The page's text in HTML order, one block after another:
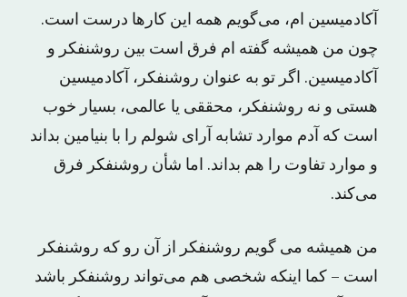
آکادمیسین ام، می‌گویم همه‌ این کارها درست است.
چون من همیشه گفته ‌ام فرق است بین روشنفکر و
آکادمیسین. اگر تو به عنوان روشنفکر، آکادمیسین
هستی و نه روشنفکر، محققی یا عالمی، بسیار خوب
است که آدم موارد تشابه آرای شولم را با بنیامین بداند
و موارد تفاوت را هم بداند. اما شأن روشنفکر فرق
می‌کند.
من همیشه می‌ گویم روشنفکر از آن رو که روشنفکر
است – کما اینکه شخصی هم می‌تواند روشنفکر باشد